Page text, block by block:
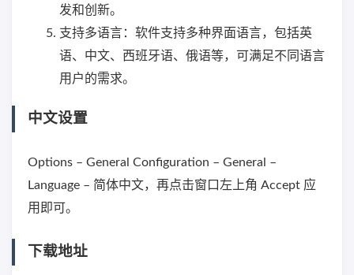
发和创新。
支持多语言：软件支持多种界面语言，包括英
语、中文、西班牙语、俄语等，可满足不同语言
用户的需求。
中文设置
Options – General Configuration – General –
Language – 简体中文，再点击窗口左上角 Accept 应
用即可。
下载地址